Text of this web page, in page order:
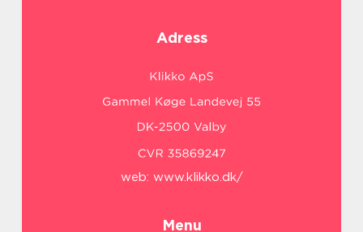
Adress
web: www.klikko.dk/
Menu